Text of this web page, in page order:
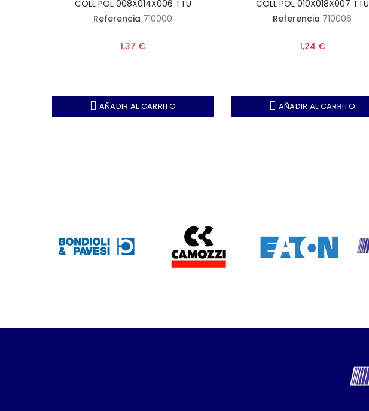
COLL POL 008X014X006 TTU
Referencia 710000
1,37 €
AÑADIR AL CARRITO
COLL POL 010X018X007 TTU
Referencia 710006
1,24 €
AÑADIR AL CARRITO